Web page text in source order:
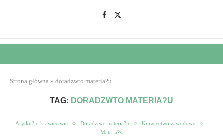
Strona główna » doradzwto materia?u
TAG: DORADZWTO MATERIA?U
Arytku? o krawiectwie Doradztwo materia?u
Krawiectwo zawodowe
Materia?y